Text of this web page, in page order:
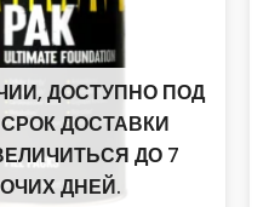
ДОСТУПНО ПОД
ДОСТАВКИ
ДО 7
ДНЕЙ.